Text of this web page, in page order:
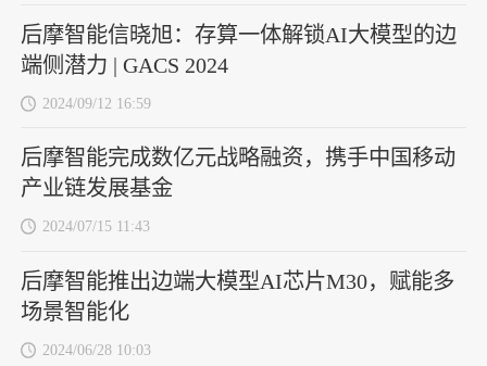
后摩智能信晓旭：存算一体解锁AI大模型的边
端侧潜力 | GACS 2024
2024/09/12 16:59
后摩智能完成数亿元战略融资，携手中国移动
产业链发展基金
2024/07/15 11:43
后摩智能推出边端大模型AI芯片M30，赋能多
场景智能化
2024/06/28 10:03